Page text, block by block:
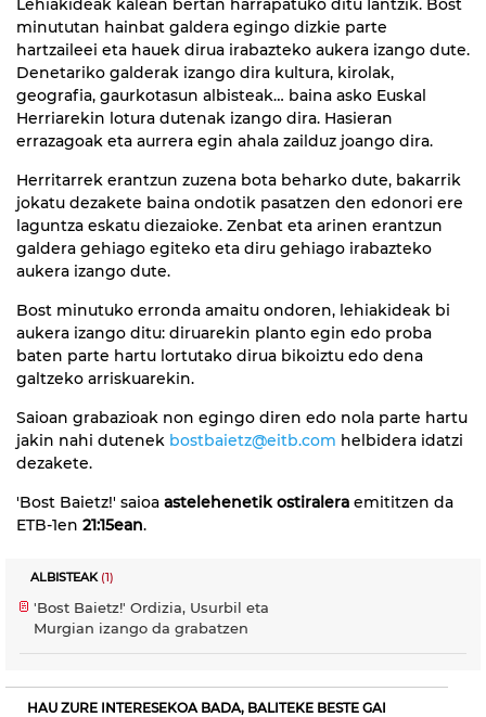
Lehiakideak kalean bertan harrapatuko ditu Iantzik. Bost
minututan hainbat galdera egingo dizkie parte
hartzaileei eta hauek dirua irabazteko aukera izango dute.
Denetariko galderak izango dira kultura, kirolak,
geografia, gaurkotasun albisteak… baina asko Euskal
Herriarekin lotura dutenak izango dira. Hasieran
errazagoak eta aurrera egin ahala zailduz joango dira.
Herritarrek erantzun zuzena bota beharko dute, bakarrik
jokatu dezakete baina ondotik pasatzen den edonori ere
laguntza eskatu diezaioke. Zenbat eta arinen erantzun
galdera gehiago egiteko eta diru gehiago irabazteko
aukera izango dute.
Bost minutuko erronda amaitu ondoren, lehiakideak bi
aukera izango ditu: diruarekin planto egin edo proba
baten parte hartu lortutako dirua bikoiztu edo dena
galtzeko arriskuarekin.
Saioan grabazioak non egingo diren edo nola parte hartu
jakin nahi dutenek bostbaietz@eitb.com helbidera idatzi
dezakete.
'Bost Baietz!' saioa astelehenetik ostiralera emititzen da
ETB-1en 21:15ean.
ALBISTEAK(1)
'Bost Baietz!' Ordizia, Usurbil eta
Murgian izango da grabatzen
HAU ZURE INTERESEKOA BADA, BALITEKE BESTE GAI